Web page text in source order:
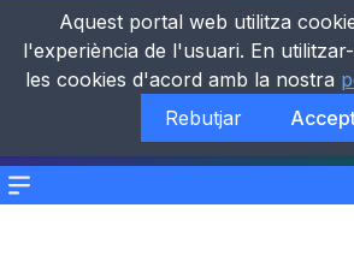
Menu
Aquest portal web utilitza
l'experiència de l'usuari. En
les cookies d'acord amb la nostra
Rebutjar